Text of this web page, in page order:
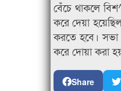
বেঁচে থাকলে
করে দেয়া
করতে হবে। সভা
করে দোয়া করা
Share